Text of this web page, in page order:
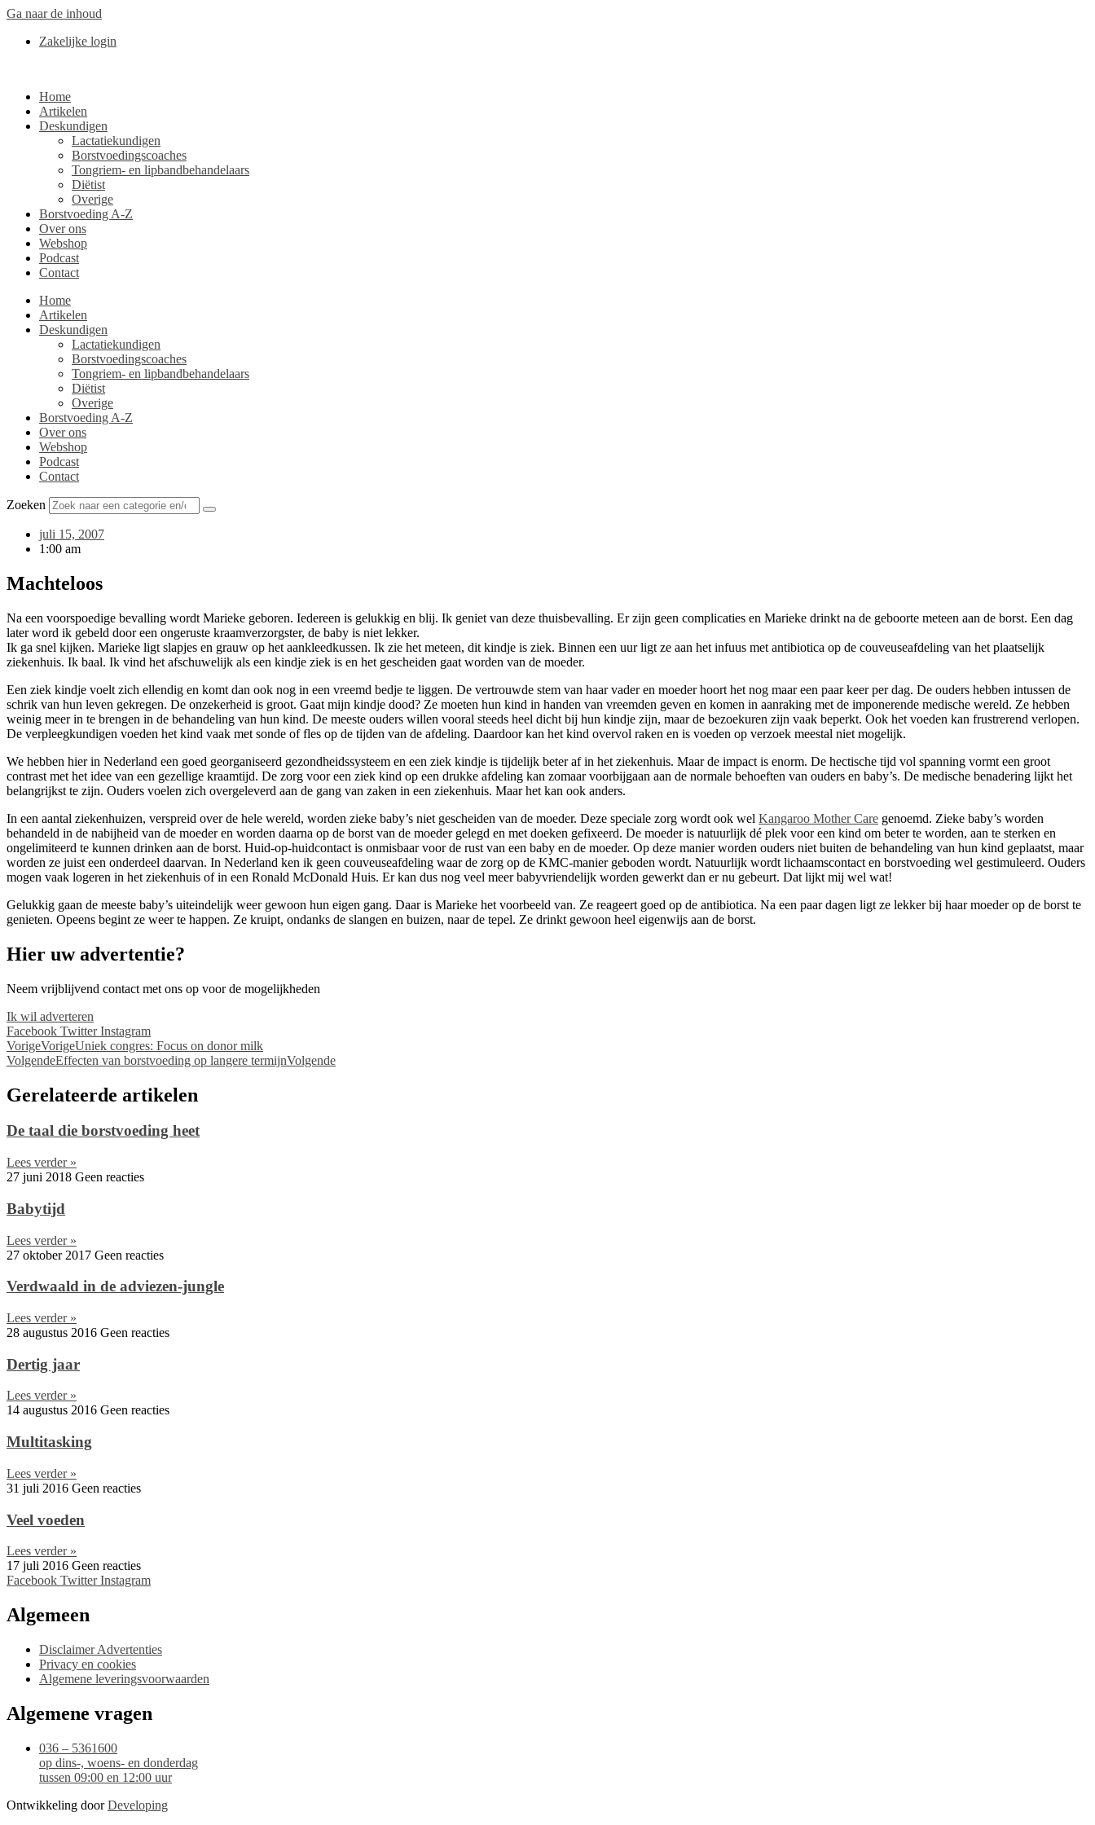
Ga naar de inhoud
Zakelijke login
Home
Artikelen
Deskundigen
Lactatiekundigen
Borstvoedingscoaches
Tongriem- en lipbandbehandelaars
Diëtist
Overige
Borstvoeding A-Z
Over ons
Webshop
Podcast
Contact
Home
Artikelen
Deskundigen
Lactatiekundigen
Borstvoedingscoaches
Tongriem- en lipbandbehandelaars
Diëtist
Overige
Borstvoeding A-Z
Over ons
Webshop
Podcast
Contact
Zoeken
juli 15, 2007
1:00 am
Machteloos
Na een voorspoedige bevalling wordt Marieke geboren. Iedereen is gelukkig en blij. Ik geniet van deze thuisbevalling. Er zijn geen complicaties en Marieke drinkt na de geboorte meteen aan de borst. Een dag
later word ik gebeld door een ongeruste kraamverzorgster, de baby is niet lekker.
Ik ga snel kijken. Marieke ligt slapjes en grauw op het aankleedkussen. Ik zie het meteen, dit kindje is ziek. Binnen een uur ligt ze aan het infuus met antibiotica op de couveuseafdeling van het plaatselijk
ziekenhuis. Ik baal. Ik vind het afschuwelijk als een kindje ziek is en het gescheiden gaat worden van de moeder.
Een ziek kindje voelt zich ellendig en komt dan ook nog in een vreemd bedje te liggen. De vertrouwde stem van haar vader en moeder hoort het nog maar een paar keer per dag. De ouders hebben intussen de
schrik van hun leven gekregen. De onzekerheid is groot. Gaat mijn kindje dood? Ze moeten hun kind in handen van vreemden geven en komen in aanraking met de imponerende medische wereld. Ze hebben
weinig meer in te brengen in de behandeling van hun kind. De meeste ouders willen vooral steeds heel dicht bij hun kindje zijn, maar de bezoekuren zijn vaak beperkt. Ook het voeden kan frustrerend verlopen.
De verpleegkundigen voeden het kind vaak met sonde of fles op de tijden van de afdeling. Daardoor kan het kind overvol raken en is voeden op verzoek meestal niet mogelijk.
We hebben hier in Nederland een goed georganiseerd gezondheidssysteem en een ziek kindje is tijdelijk beter af in het ziekenhuis. Maar de impact is enorm. De hectische tijd vol spanning vormt een groot
contrast met het idee van een gezellige kraamtijd. De zorg voor een ziek kind op een drukke afdeling kan zomaar voorbijgaan aan de normale behoeften van ouders en baby’s. De medische benadering lijkt het
belangrijkst te zijn. Ouders voelen zich overgeleverd aan de gang van zaken in een ziekenhuis. Maar het kan ook anders.
In een aantal ziekenhuizen, verspreid over de hele wereld, worden zieke baby’s niet gescheiden van de moeder. Deze speciale zorg wordt ook wel Kangaroo Mother Care genoemd. Zieke baby’s worden
behandeld in de nabijheid van de moeder en worden daarna op de borst van de moeder gelegd en met doeken gefixeerd. De moeder is natuurlijk dé plek voor een kind om beter te worden, aan te sterken en
ongelimiteerd te kunnen drinken aan de borst. Huid-op-huidcontact is onmisbaar voor de rust van een baby en de moeder. Op deze manier worden ouders niet buiten de behandeling van hun kind geplaatst, maar
worden ze juist een onderdeel daarvan. In Nederland ken ik geen couveuseafdeling waar de zorg op de KMC-manier geboden wordt. Natuurlijk wordt lichaamscontact en borstvoeding wel gestimuleerd. Ouders
mogen vaak logeren in het ziekenhuis of in een Ronald McDonald Huis. Er kan dus nog veel meer babyvriendelijk worden gewerkt dan er nu gebeurt. Dat lijkt mij wel wat!
Gelukkig gaan de meeste baby’s uiteindelijk weer gewoon hun eigen gang. Daar is Marieke het voorbeeld van. Ze reageert goed op de antibiotica. Na een paar dagen ligt ze lekker bij haar moeder op de borst te
genieten. Opeens begint ze weer te happen. Ze kruipt, ondanks de slangen en buizen, naar de tepel. Ze drinkt gewoon heel eigenwijs aan de borst.
Hier uw advertentie?
Neem vrijblijvend contact met ons op voor de mogelijkheden
Ik wil adverteren
Facebook Twitter Instagram
VorigeVorigeUniek congres: Focus on donor milk
VolgendeEffecten van borstvoeding op langere termijnVolgende
Gerelateerde artikelen
De taal die borstvoeding heet
Lees verder »
27 juni 2018 Geen reacties
Babytijd
Lees verder »
27 oktober 2017 Geen reacties
Verdwaald in de adviezen-jungle
Lees verder »
28 augustus 2016 Geen reacties
Dertig jaar
Lees verder »
14 augustus 2016 Geen reacties
Multitasking
Lees verder »
31 juli 2016 Geen reacties
Veel voeden
Lees verder »
17 juli 2016 Geen reacties
Facebook Twitter Instagram
Algemeen
Disclaimer Advertenties
Privacy en cookies
Algemene leveringsvoorwaarden
Algemene vragen
036 – 5361600
op dins-, woens- en donderdag
tussen 09:00 en 12:00 uur
Ontwikkeling doorDeveloping